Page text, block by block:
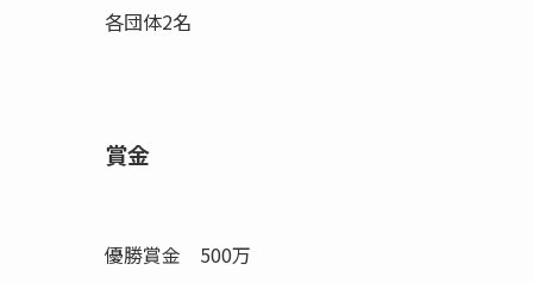
各団体2名
賞金
優勝賞金 500万